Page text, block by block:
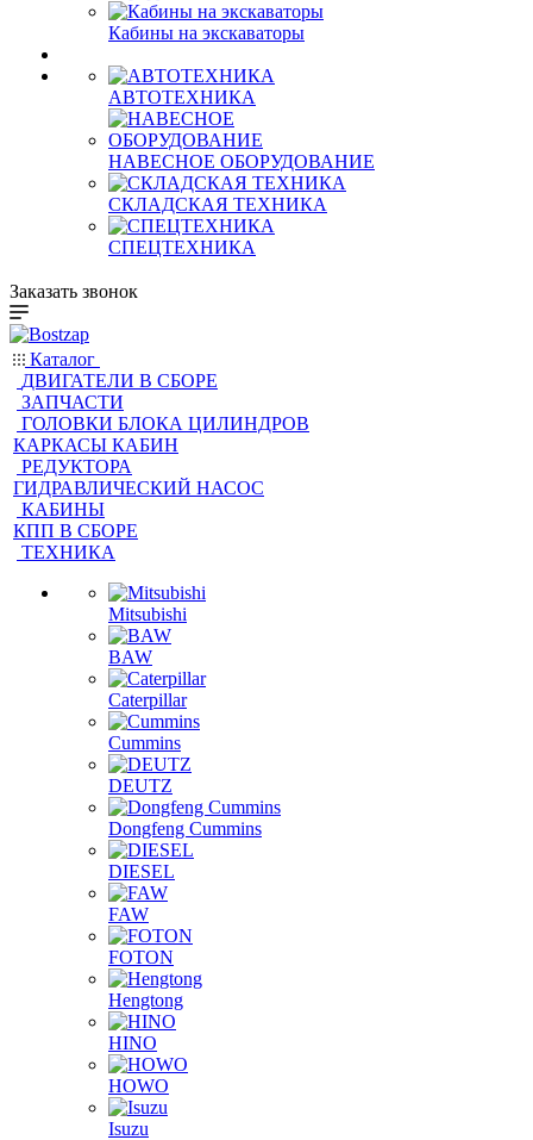
Кабины на экскаваторы
АВТОТЕХНИКА
НАВЕСНОЕ ОБОРУДОВАНИЕ
СКЛАДСКАЯ ТЕХНИКА
СПЕЦТЕХНИКА
Заказать звонок
Каталог
ДВИГАТЕЛИ В СБОРЕ
ЗАПЧАСТИ
ГОЛОВКИ БЛОКА ЦИЛИНДРОВ
КАРКАСЫ КАБИН
РЕДУКТОРА
ГИДРАВЛИЧЕСКИЙ НАСОС
КАБИНЫ
КПП В СБОРЕ
ТЕХНИКА
Mitsubishi
BAW
Caterpillar
Cummins
DEUTZ
Dongfeng Cummins
DIESEL
FAW
FOTON
Hengtong
HINO
HOWO
Isuzu